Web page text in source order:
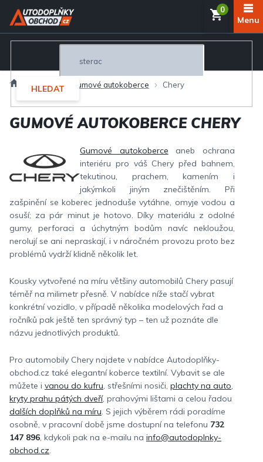
Přejít
obsah
HLEDAT
Interiér Gumové autokoberce Chery
GUMOVÉ AUTOKOBERCE CHERY
Gumové autokoberce aneb ochrana
interiéru pro váš Chery před bahnem,
tekutinou, prachem, kamením i
jakýmkoli jiným znečištěním. Při
zašpinění se koberec jednoduše vytáhne, omyje vodou a
osuší; za pár minut je hotovo. Díky materiálu z odolné
gumy, perforaci a úchytným bodům navíc nekloužou,
nerolují se ani nepraskají, i v náročném provozu proto bez
problémů vydrží klidně několik let.
Kousky vytvořené na míru většiny automobilů Chery pasují
téměř na milimetr přesně. V nabídce níže stačí vybrat
konkrétní vozidlo, v případě několika modelových řad a
ročníků pak ještě ten správný typ – ten už poznáte dle
názvu jednotlivých produktů.
Pro automobily Chery najdete v nabídce Autodoplňky-
obchod.cz také elegantní koberce textilní. Vybavit se ale
můžete i vanou do kufru, střešními nosiči, plachty na auto,
kryty prahu pátých dveří, prahovými lištami a celou řadou
dalších doplňků na míru. S jejich výběrem rádi poradíme
osobně, v pracovní době jsme dostupní na telefonu 732
147 896, kdykoli pak na e-mailu na info@autodoplnky-
obchod.cz.